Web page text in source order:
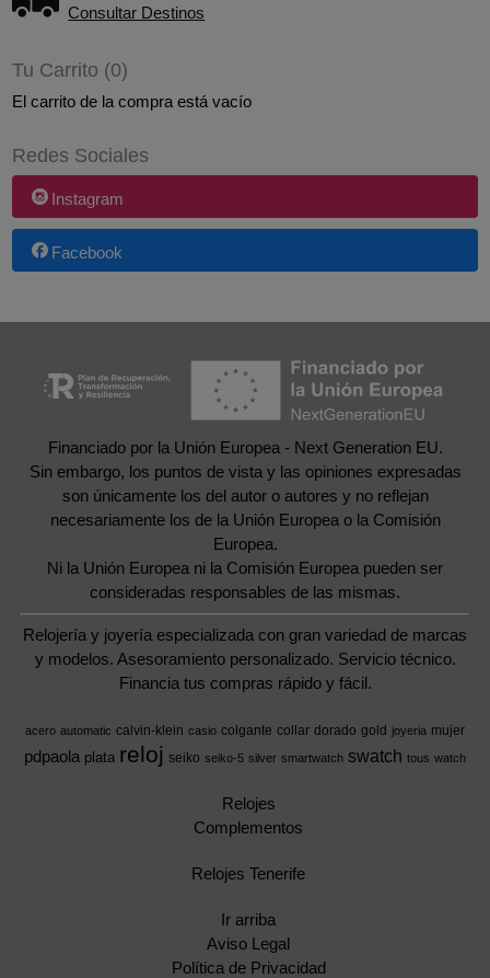
Consultar Destinos
Tu Carrito (0)
El carrito de la compra está vacío
Redes Sociales
Instagram
Facebook
Financiado por la Unión Europea - Next Generation EU.
Sin embargo, los puntos de vista y las opiniones expresadas
son únicamente los del autor o autores y no reflejan
necesariamente los de la Unión Europea o la Comisión
Europea.
Ni la Unión Europea ni la Comisión Europea pueden ser
consideradas responsables de las mismas.
Relojería y joyería especializada con gran variedad de marcas
y modelos. Asesoramiento personalizado. Servicio técnico.
Financia tus compras rápido y fácil.
acero automatic calvin-klein casio colgante collar dorado gold joyeria mujer
pdpaola plata reloj seiko seiko-5 silver smartwatch swatch tous watch
Relojes
Complementos
Relojes Tenerife
Ir arriba
Aviso Legal
Política de Privacidad